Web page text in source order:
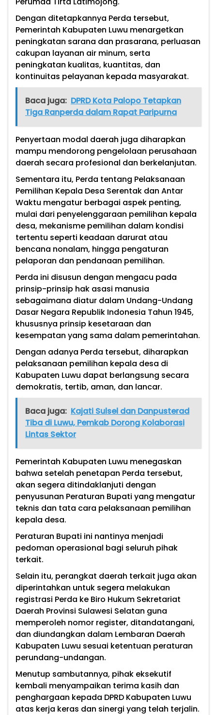
Dengan ditetapkannya Perda tersebut,
Pemerintah Kabupaten Luwu menargetkan
peningkatan sarana dan prasarana, perluasan
cakupan layanan air minum, serta
peningkatan kualitas, kuantitas, dan
kontinuitas pelayanan kepada masyarakat.
Baca juga: DPRD Kota Palopo Tetapkan
Tiga Ranperda dalam Rapat Paripurna
Penyertaan modal daerah juga diharapkan
mampu mendorong pengelolaan perusahaan
daerah secara profesional dan berkelanjutan.
Sementara itu, Perda tentang Pelaksanaan
Pemilihan Kepala Desa Serentak dan Antar
Waktu mengatur berbagai aspek penting,
mulai dari penyelenggaraan pemilihan kepala
desa, mekanisme pemilihan dalam kondisi
tertentu seperti keadaan darurat atau
bencana nonalam, hingga pengaturan
pelaporan dan pendanaan pemilihan.
Perda ini disusun dengan mengacu pada
prinsip-prinsip hak asasi manusia
sebagaimana diatur dalam Undang-Undang
Dasar Negara Republik Indonesia Tahun 1945,
khususnya prinsip kesetaraan dan
kesempatan yang sama dalam pemerintahan.
Dengan adanya Perda tersebut, diharapkan
pelaksanaan pemilihan kepala desa di
Kabupaten Luwu dapat berlangsung secara
demokratis, tertib, aman, dan lancar.
Baca juga: Kajati Sulsel dan Danpusterad
Tiba di Luwu, Pemkab Dorong Kolaborasi
Lintas Sektor
Pemerintah Kabupaten Luwu menegaskan
bahwa setelah penetapan Perda tersebut,
akan segera ditindaklanjuti dengan
penyusunan Peraturan Bupati yang mengatur
teknis dan tata cara pelaksanaan pemilihan
kepala desa.
Peraturan Bupati ini nantinya menjadi
pedoman operasional bagi seluruh pihak
terkait.
Selain itu, perangkat daerah terkait juga akan
diperintahkan untuk segera melakukan
registrasi Perda ke Biro Hukum Sekretariat
Daerah Provinsi Sulawesi Selatan guna
memperoleh nomor register, ditandatangani,
dan diundangkan dalam Lembaran Daerah
Kabupaten Luwu sesuai ketentuan peraturan
perundang-undangan.
Menutup sambutannya, pihak eksekutif
kembali menyampaikan terima kasih dan
penghargaan kepada DPRD Kabupaten Luwu
atas kerja keras dan sinergi yang telah terjalin.